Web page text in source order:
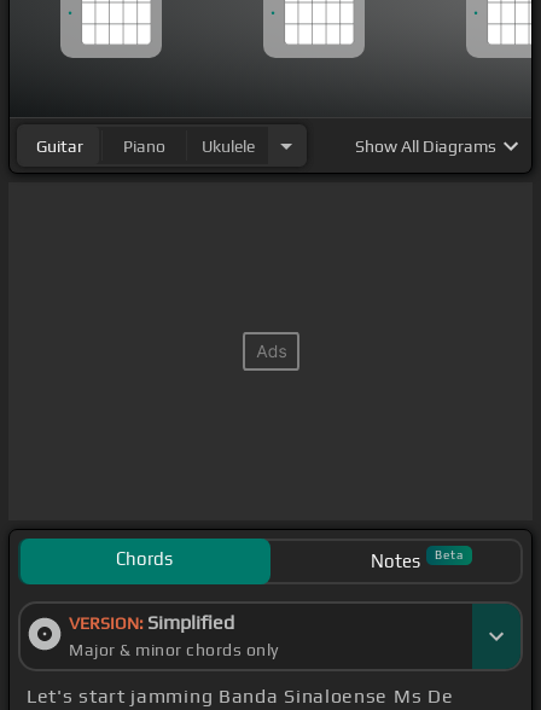
Guitar Piano Ukulele ShowAll Diagrams
Chords Notes Beta
VERSION: Simplified
Major & minor chords only
Let's start jamming Banda Sinaloense Ms De